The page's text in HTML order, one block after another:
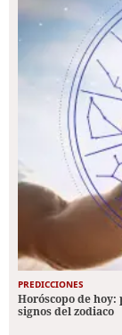
PREDICCIONES
Horóscopo de
signos del zodiaco